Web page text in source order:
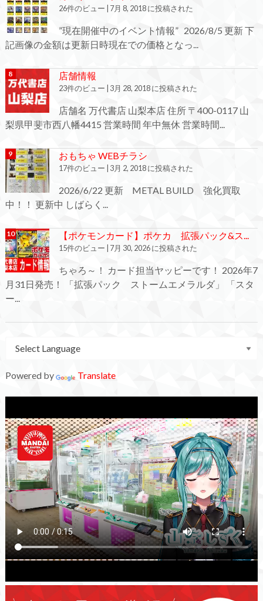
26件のビュー 7月 8, 2018 に投稿された
”現在開催中のイベント情報” 2026/8/5 更新 下
記画像の金額は更新日時現在での価格となっ...
店舗情報
23件のビュー 3月 28, 2018 に投稿された
店舗名 万代書店 山梨本店 住所 〒400-0117 山
梨県甲斐市西八幡4415 営業時間 年中無休 営業時間...
おもちゃ WEBチラシ
17件のビュー 3月 2, 2018 に投稿された
2026/6/22 更新 METAL BUILD 強化買取
中！！ 更新中 しばらく...
【ポケモンカード】ポケカ 拡張パック&ス...
15件のビュー 7月 30, 2026 に投稿された
ちゃろ～！ カード担当ヤッピーです！ 2026年7
月31日発売！ 「拡張パック ストームエメラルダ」 「スタ
ー...
Powered by Translate